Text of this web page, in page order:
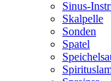
Sinus-
Skalpelle
Sonden
Spatel